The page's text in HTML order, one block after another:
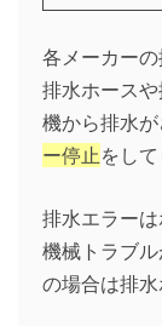
各メーカーの
排水ホース
機から排水
ー停止 をし
排水エラー
機械トラブ
の場合は排水